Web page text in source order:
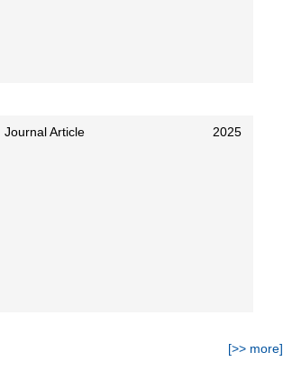
Journal Article 2025
[>> more]